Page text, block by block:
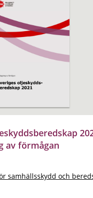
av förmågan
samhällsskydd och